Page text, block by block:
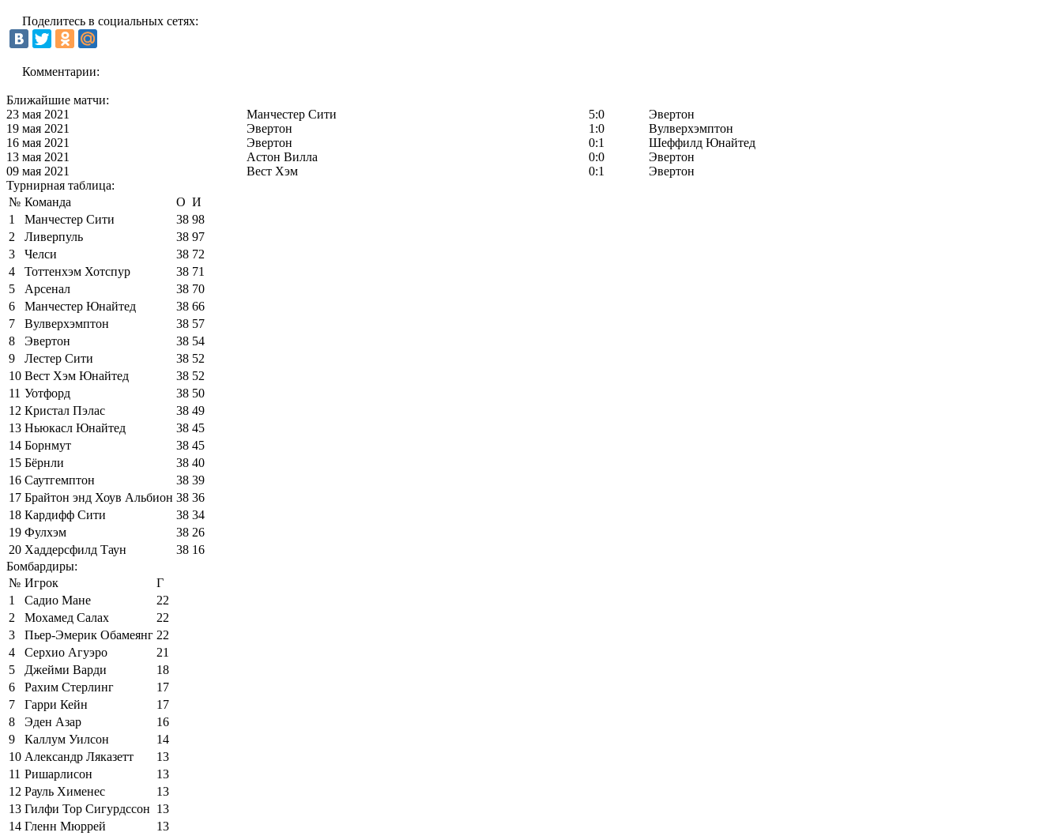
Поделитесь в социальных сетях:
Комментарии:
Ближайшие матчи:
23 мая 2021
Манчестер Сити 5:0
Эвертон
19 мая 2021
Эвертон 1:0
Вулверхэмптон
16 мая 2021
Эвертон 0:1
Шеффилд Юнайтед
13 мая 2021
Астон Вилла 0:0
Эвертон
09 мая 2021
Вест Хэм 0:1
Эвертон
Турнирная таблица:
№ Команда О И
1
Манчестер Сити 38 98
2
Ливерпуль 38 97
3
Челси 38 72
4
Тоттенхэм Хотспур 38 71
5
Арсенал 38 70
6
Манчестер Юнайтед 38 66
7
Вулверхэмптон 38 57
8
Эвертон 38 54
9
Лестер Сити 38 52
10 Вест Хэм Юнайтед 38 52
11 Уотфорд 38 50
12 Кристал Пэлас 38 49
13 Ньюкасл Юнайтед 38 45
14 Борнмут 38 45
15 Бёрнли 38 40
16 Саутгемптон 38 39
17 Брайтон энд Хоув Альбион 38 36
18 Кардифф Сити 38 34
19 Фулхэм 38 26
20 Хаддерсфилд Таун 38 16
Бомбардиры:
№ Игрок
Г
1
Садио Мане
22
2
Мохамед Салах
22
3
Пьер-Эмерик Обамеянг 22
4
Серхио Агуэро
21
5
Джейми Варди
18
6
Рахим Стерлинг
17
7
Гарри Кейн
17
8
Эден Азар
16
9
Каллум Уилсон
14
10 Александр Ляказетт
13
11 Ришарлисон
13
12 Рауль Хименес
13
13 Гилфи Тор Сигурдссон 13
14 Гленн Мюррей
13